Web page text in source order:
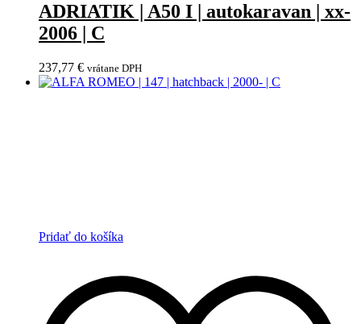
ADRIATIK | A50 I | autokaravan | xx-
2006 | C
237,77 € vrátane DPH
Pridať do košíka